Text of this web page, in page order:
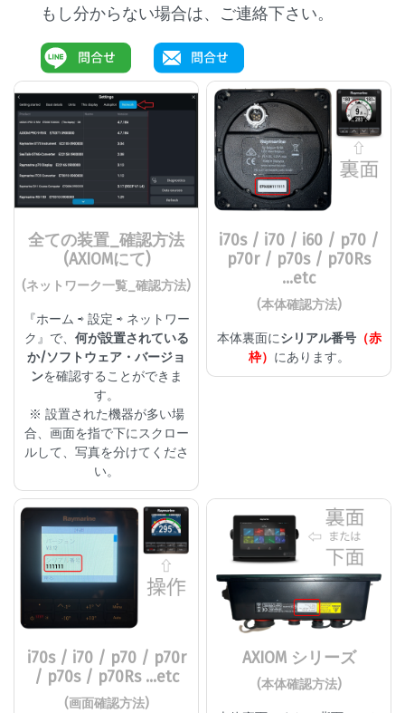
もし分からない場合は、ご連絡下さい。
全ての装置_確認方法
(AXIOMにて)
(ネットワーク一覧_確認方法)
『ホーム ⇨ 設定 ⇨ ネットワー
ク』で、 何が設置されている
か/ソフトウェア・バージョ
ンを確認することができま
す。
※ 設置された機器が多い場
合、画面を指で下にスクロー
ルして、写真を分けてくださ
い。
i70s / i70 / i60 / p70 /
p70r / p70s / p70Rs
...etc
(本体確認方法)
本体裏面にシリアル番号（赤
枠） にあります。
i70s / i70 / p70 / p70r
/ p70s / p70Rs ...etc
(画面確認方法)
AXIOM シリーズ
(本体確認方法)